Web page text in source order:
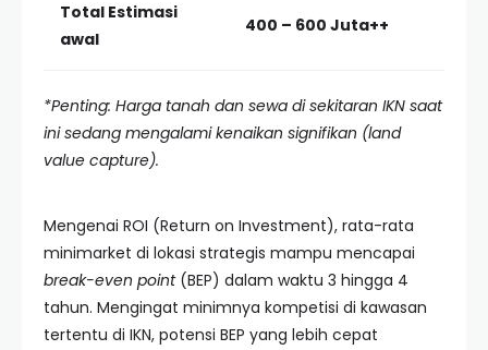
Total Estimasi
awal
400 – 600 Juta++
*Penting: Harga tanah dan sewa di sekitaran IKN saat
ini sedang mengalami kenaikan signifikan (land
value capture).
Mengenai ROI (Return on Investment), rata-rata
minimarket di lokasi strategis mampu mencapai
break-even point(BEP) dalam waktu 3 hingga 4
tahun. Mengingat minimnya kompetisi di kawasan
tertentu di IKN, potensi BEP yang lebih cepat